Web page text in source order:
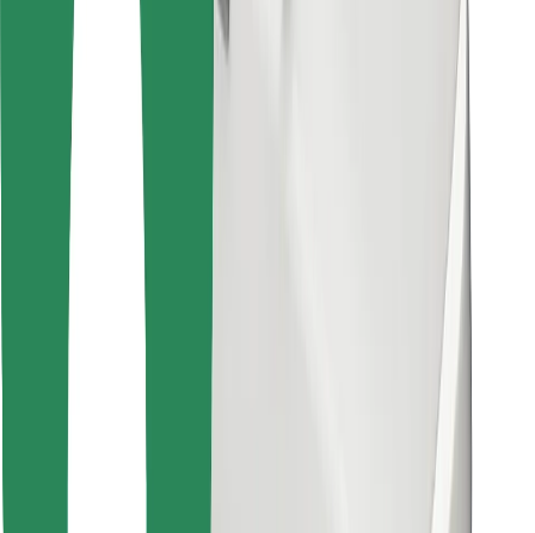
Scarica Bolt
Trova il tuo cibo preferito!